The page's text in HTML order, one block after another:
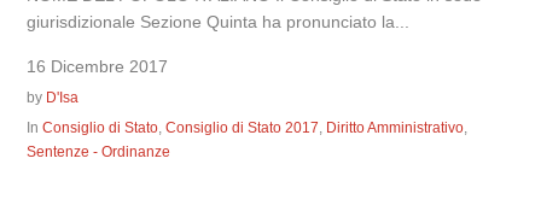
giurisdizionale Sezione Quinta ha pronunciato la...
16 Dicembre 2017
by D'Isa
InConsiglio di Stato,Consiglio di Stato 2017, Diritto Amministrativo,
Sentenze - Ordinanze